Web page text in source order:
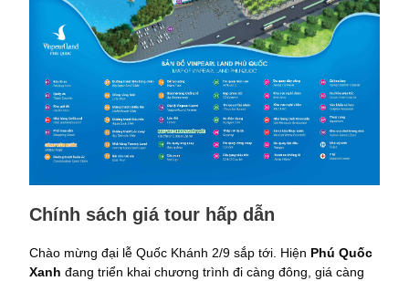
Chính sách giá tour hấp dẫn
Chào mừng đại lễ Quốc Khánh 2/9 sắp tới. Hiện Phú Quốc
Xanh đang triển khai chương trình đi càng đông, giá càng